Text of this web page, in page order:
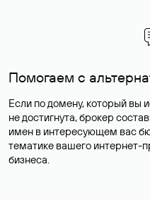
Помогаем с
Если по домену, который вы
не достигнута, брокер
имен в интересующем вас
тематике вашего интернет-
бизнеса.